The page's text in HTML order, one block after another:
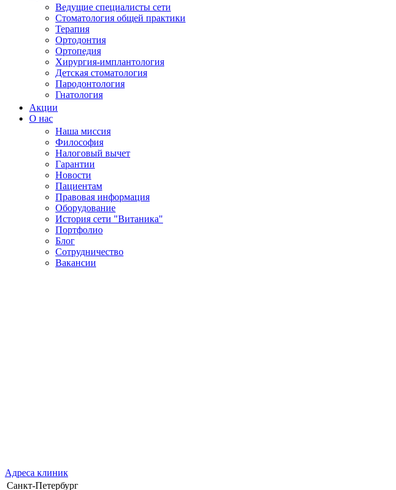
Ведущие специалисты сети
Стоматология общей практики
Терапия
Ортодонтия
Ортопедия
Хирургия-имплантология
Детская стоматология
Пародонтология
Гнатология
Акции
О нас
Наша миссия
Философия
Налоговый вычет
Гарантии
Новости
Пациентам
Правовая информация
Оборудование
История сети "Витаника"
Портфолио
Блог
Сотрудничество
Вакансии
Адреса клиник
Санкт-Петербург